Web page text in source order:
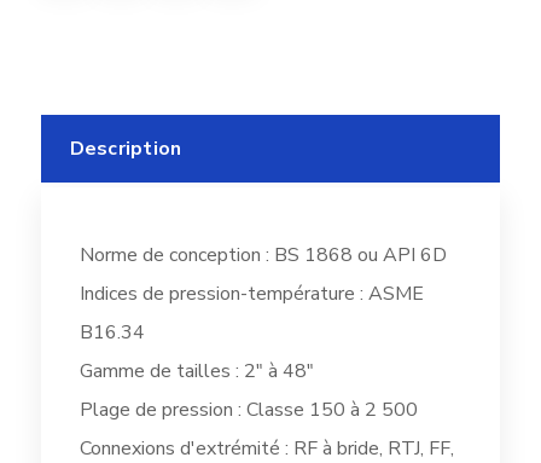
Description
Norme de conception : BS 1868 ou API 6D
Indices de pression-température : ASME
B16.34
Gamme de tailles : 2" à 48"
Plage de pression : Classe 150 à 2 500
Connexions d'extrémité : RF à bride, RTJ, FF,